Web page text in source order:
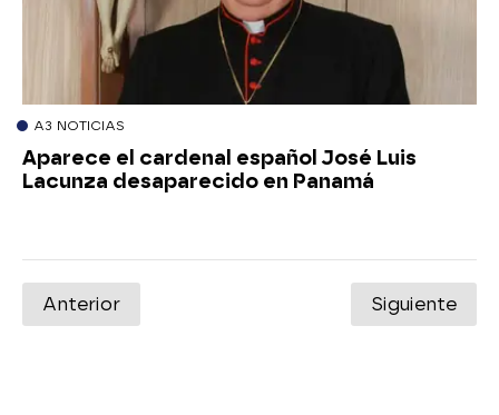
A3 NOTICIAS
Aparece el cardenal español José Luis
Lacunza desaparecido en Panamá
Anterior Siguiente